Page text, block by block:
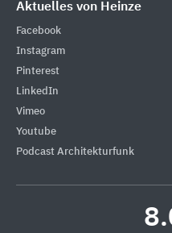
Aktuelles von Heinze
Facebook
Instagram
Pinterest
LinkedIn
Vimeo
Youtube
Podcast Architekturfunk